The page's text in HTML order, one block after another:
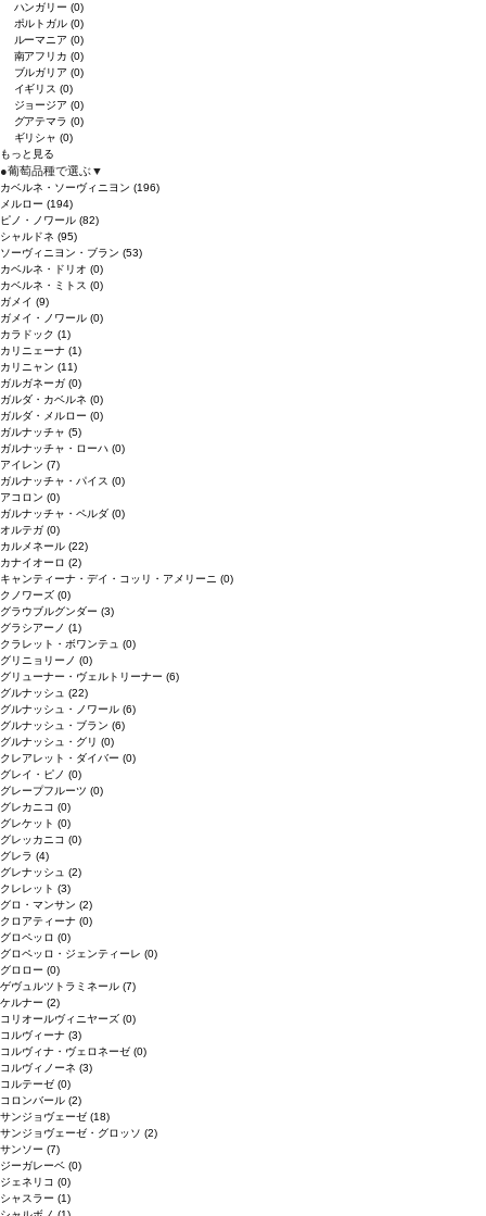
ハンガリー(0)
ポルトガル(0)
ルーマニア(0)
南アフリカ(0)
ブルガリア(0)
イギリス(0)
ジョージア(0)
グアテマラ(0)
ギリシャ(0)
もっと見る
●葡萄品種で選ぶ▼
カベルネ・ソーヴィニヨン (196)
メルロー (194)
ピノ・ノワール (82)
シャルドネ (95)
ソーヴィニヨン・ブラン (53)
カベルネ・ドリオ (0)
カベルネ・ミトス (0)
ガメイ (9)
ガメイ・ノワール (0)
カラドック (1)
カリニェーナ (1)
カリニャン (11)
ガルガネーガ (0)
ガルダ・カベルネ (0)
ガルダ・メルロー (0)
ガルナッチャ (5)
ガルナッチャ・ローハ (0)
アイレン (7)
ガルナッチャ・パイス (0)
アコロン (0)
ガルナッチャ・ペルダ (0)
オルテガ (0)
カルメネール (22)
カナイオーロ (2)
キャンティーナ・デイ・コッリ・アメリーニ (0)
クノワーズ (0)
グラウブルグンダー (3)
グラシアーノ (1)
クラレット・ボワンテュ (0)
グリニョリーノ (0)
グリューナー・ヴェルトリーナー (6)
グルナッシュ (22)
グルナッシュ・ノワール (6)
グルナッシュ・ブラン (6)
グルナッシュ・グリ (0)
クレアレット・ダイバー (0)
グレイ・ピノ (0)
グレープフルーツ (0)
グレカニコ (0)
グレケット (0)
グレッカニコ (0)
グレラ (4)
グレナッシュ (2)
クレレット (3)
グロ・マンサン (2)
クロアティーナ (0)
グロペッロ (0)
グロペッロ・ジェンティーレ (0)
グロロー (0)
ゲヴュルツトラミネール (7)
ケルナー (2)
コリオールヴィニヤーズ (0)
コルヴィーナ (3)
コルヴィナ・ヴェロネーゼ (0)
コルヴィノーネ (3)
コルテーゼ (0)
コロンバール (2)
サンジョヴェーゼ (18)
サンジョヴェーゼ・グロッソ (2)
サンソー (7)
ジーガレーベ (0)
ジェネリコ (0)
シャスラー (1)